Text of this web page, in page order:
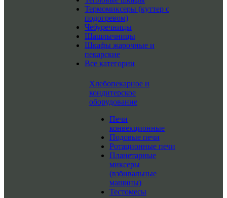
Термомиксеры (куттер с
подогревом)
Чебуречницы
Шашлычницы
Шкафы жарочные и
пекарские
Все категории
Хлебопекарное и
кондитерское
оборудование
Печи
конвекционные
Подовые печи
Ротационные печи
Планетарные
миксеры
(взбивальные
машины)
Тестомесы